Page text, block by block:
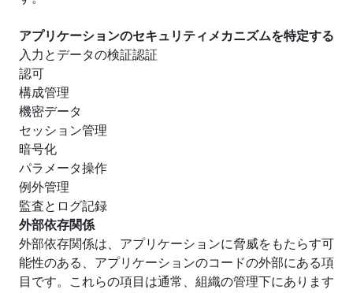
アプリケーションのセキュリティメカニズムを特定する
入力とデータの検証認証
認可
構成管理
機密データ
セッション管理
暗号化
パラメータ操作
例外管理
監査とログ記録
外部依存関係
外部依存関係は、アプリケーションに脅威をもたらす可
能性のある、アプリケーションのコードの外部にある項
目です。これらの項目は通常、組織の管理下にあります